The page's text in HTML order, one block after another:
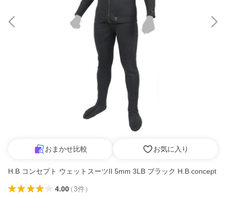
おまかせ比較 お気に入り
H.B コンセプト ウェットスーツII 5mm 3LB ブラック H.B concept
4.00（3件）